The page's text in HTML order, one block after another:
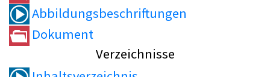
Abbildungsbeschriftungen
Dokument
Verzeichnisse